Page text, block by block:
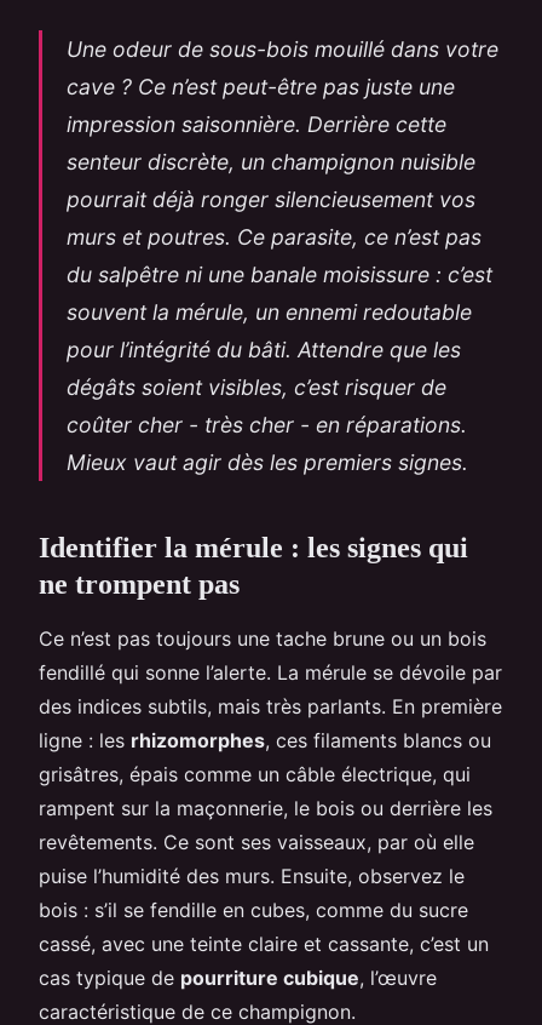
Une odeur de sous-bois mouillé dans votre
cave ? Ce n’est peut-être pas juste une
impression saisonnière. Derrière cette
senteur discrète, un champignon nuisible
pourrait déjà ronger silencieusement vos
murs et poutres. Ce parasite, ce n’est pas
du salpêtre ni une banale moisissure : c’est
souvent la mérule, un ennemi redoutable
pour l’intégrité du bâti. Attendre que les
dégâts soient visibles, c’est risquer de
coûter cher - très cher - en réparations.
Mieux vaut agir dès les premiers signes.
Identifier la mérule : les signes qui
ne trompent pas
Ce n’est pas toujours une tache brune ou un bois
fendillé qui sonne l’alerte. La mérule se dévoile par
des indices subtils, mais très parlants. En première
ligne : les rhizomorphes, ces filaments blancs ou
grisâtres, épais comme un câble électrique, qui
rampent sur la maçonnerie, le bois ou derrière les
revêtements. Ce sont ses vaisseaux, par où elle
puise l’humidité des murs. Ensuite, observez le
bois : s’il se fendille en cubes, comme du sucre
cassé, avec une teinte claire et cassante, c’est un
cas typique de pourriture cubique, l’œuvre
caractéristique de ce champignon.